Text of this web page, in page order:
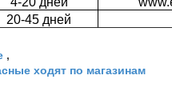
20-45 дней
,
ходят по магазинам